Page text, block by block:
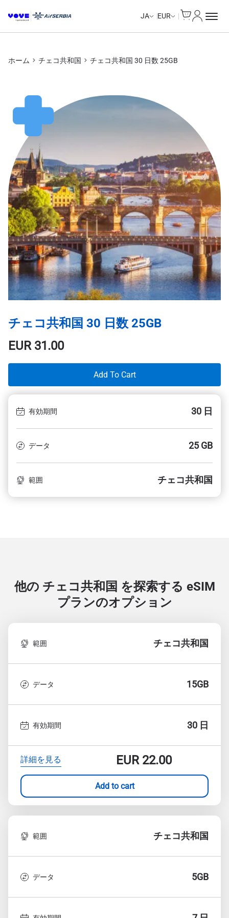
JA EUR
ホーム チェコ共和国 チェコ共和国 30 日数 25GB
チェコ共和国 30 日数 25GB
EUR31.00
Add To Cart
有効期間 30 日
データ 25 GB
範囲 チェコ共和国
他の チェコ共和国 を探索する eSIM
プランのオプション
範囲 チェコ共和国
データ 15GB
有効期間 30 日
詳細を見る EUR22.00
Add to cart
範囲 チェコ共和国
データ 5GB